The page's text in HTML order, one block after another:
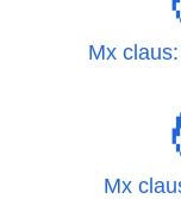
Mx
Mx